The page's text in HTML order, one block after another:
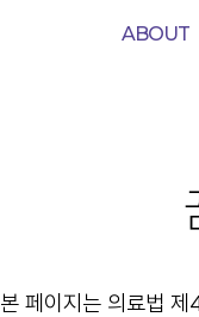
ABOUT
본 페이지는 의료법